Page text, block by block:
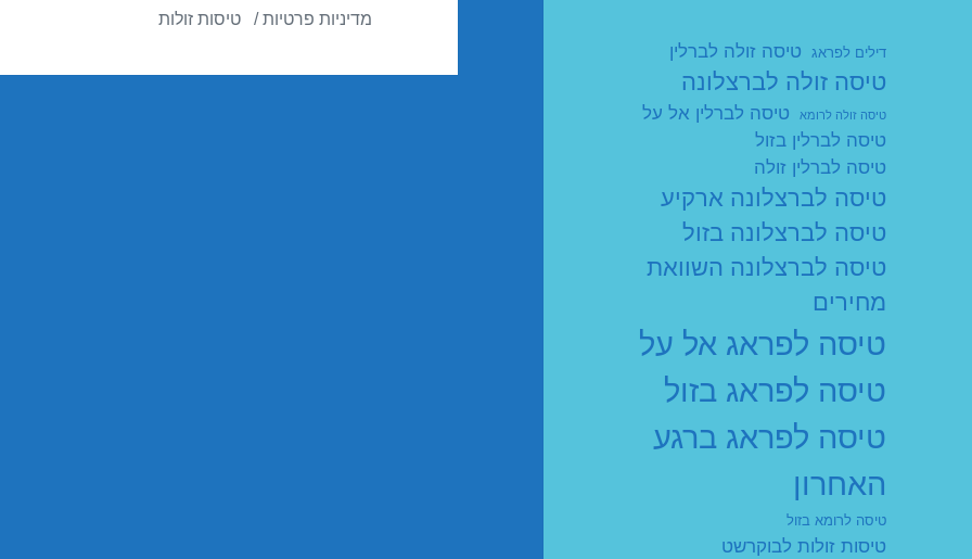
דילים לפראג טיסה זולה לברלין
טיסה זולה לברצלונה
טיסה זולה לרומא
טיסה לברלין אל על
טיסה לברלין בזול
טיסה לברלין זולה
טיסה לברצלונה ארקיע
טיסה לברצלונה בזול
טיסה לברצלונה השוואת
מחירים
טיסה לפראג אל על
טיסה לפראג בזול
טיסה לפראג ברגע
האחרון
טיסה לרומא בזול
טיסות זולות לבוקרשט
מדיניות פרטיות טיסות זולות